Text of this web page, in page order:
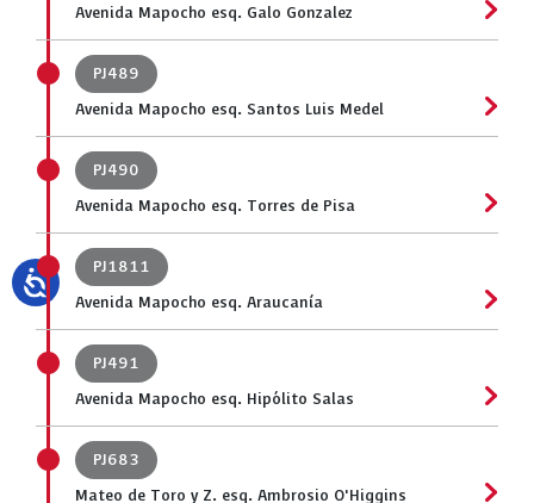
Avenida Mapocho esq. Galo Gonzalez
PJ489
Avenida Mapocho esq. Santos Luis Medel
PJ490
Avenida Mapocho esq. Torres de Pisa
PJ1811
Avenida Mapocho esq. Araucanía
PJ491
Avenida Mapocho esq. Hipólito Salas
PJ683
Mateo de Toro y Z. esq. Ambrosio O'Higgins